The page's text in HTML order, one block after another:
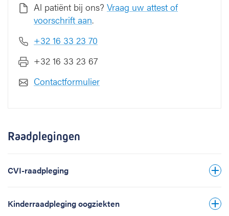
Al patiënt bij ons? Vraag uw attest of
voorschrift aan.
+32 16 33 23 70
+32 16 33 23 67
Contactformulier
Raadplegingen
CVI-raadpleging
Kinderraadpleging oogziekten